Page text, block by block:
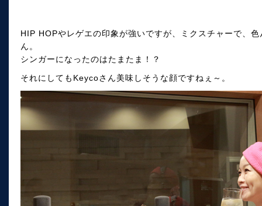
HIP HOPやレゲエの印象が強いですが、ミクスチャーで、
ん。
シンガーになったのはたまたま！？
それにしてもKeycoさん美味しそうな顔ですねぇ～。